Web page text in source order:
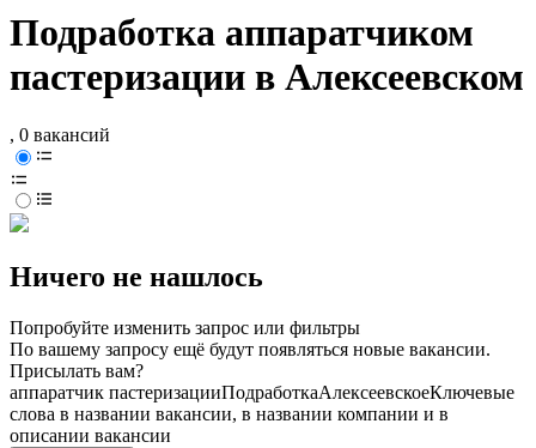
Подработка аппаратчиком
пастеризации в Алексеевском
, 0 вакансий
Ничего не нашлось
Попробуйте изменить запрос или фильтры
По вашему запросу ещё будут появляться новые вакансии.
Присылать вам?
аппаратчик пастеризацииПодработкаАлексеевскоеКлючевые
слова в названии вакансии, в названии компании и в
описании вакансии